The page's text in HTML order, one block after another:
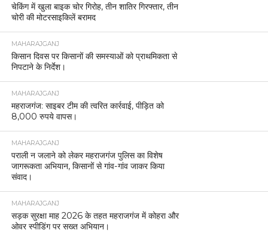
चेकिंग में खुला बाइक चोर गिरोह, तीन शातिर गिरफ्तार, तीन
चोरी की मोटरसाइकिलें बरामद
MAHARAJGANJ
किसान दिवस पर किसानों की समस्याओं को प्राथमिकता से
निपटाने के निर्देश।
MAHARAJGANJ
महराजगंज: साइबर टीम की त्वरित कार्रवाई, पीड़ित को
8,000 रुपये वापस।
MAHARAJGANJ
पराली न जलाने को लेकर महराजगंज पुलिस का विशेष
जागरूकता अभियान, किसानों से गांव-गांव जाकर किया
संवाद।
MAHARAJGANJ
सड़क सुरक्षा माह 2026 के तहत महराजगंज में कोहरा और
ओवर स्पीडिंग पर सख्त अभियान।